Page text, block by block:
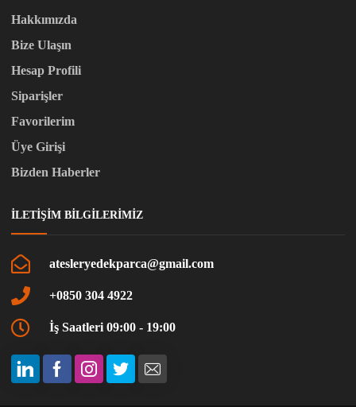
Hakkımızda
Bize Ulaşın
Hesap Profili
Siparişler
Favorilerim
Üye Girişi
Bizden Haberler
İLETIŞIM BILGILERIMIZ
atesleryedekparca@gmail.com
+0850 304 4922
İş Saatleri 09:00 - 19:00